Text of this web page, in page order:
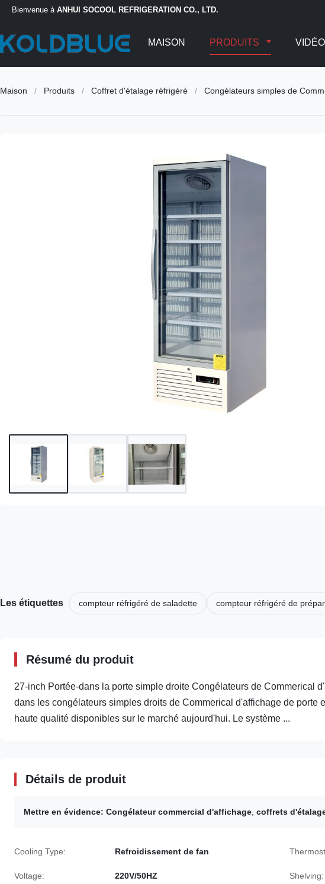
Bienvenue à ANHUI SOCOOL REFRIGERATION CO., LTD.
MAISON PRODUITS
Maison / Produits / Coffret d'étalage réfrigéré / Congélateurs simples de
Les étiquettes compteur réfrigéré de saladette compteur réfrigéré de
Résumé du produit
27-inch Portée-dans la porte simple droite Congélateurs de Commerical
dans les congélateurs simples droits de Commerical d'affichage de porte
haute qualité disponibles sur le marché aujourd'hui. Le système ...
Détails de produit
Mettre en évidence: Congélateur commercial d'affichage coffrets
Cooling Type: Refroidissement de fan
Voltage: 220V/50HZ Shelving: